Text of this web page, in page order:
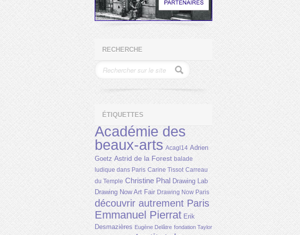
RECHERCHE
ÉTIQUETTES
Académie des
beaux-arts Acagl14 Adrien
Goetz Astrid de la Forest balade
ludique dans Paris Carine Tissot Carreau
du Temple Christine Phal Drawing Lab
Drawing Now Art Fair Drawing Now Paris
découvrir autrement Paris
Emmanuel Pierrat Erik
Desmazières Eugène Delâtre fondation Taylor